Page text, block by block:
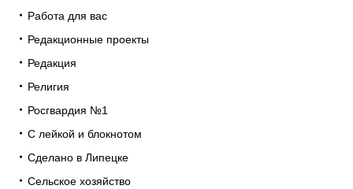
Работа для вас
Редакционные проекты
Редакция
Религия
Росгвардия №1
С лейкой и блокнотом
Сделано в Липецке
Сельское хозяйство